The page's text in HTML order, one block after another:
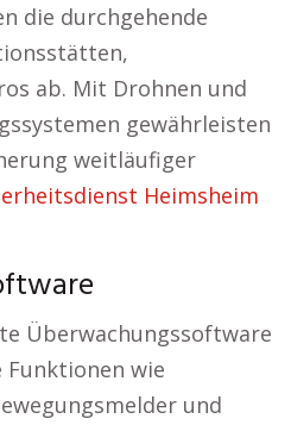
die durchgehende
ab. Mit Drohnen und
gewährleisten
weitläufiger
Heimsheim
Überwachungssoftware
wie
und